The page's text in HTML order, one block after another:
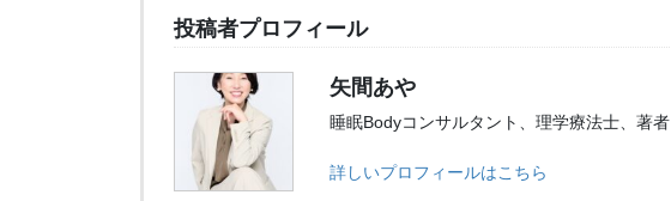
投稿者プロフィール
矢間あや
睡眠Bodyコンサルタント、理学療法士、著者
詳しいプロフィールはこちら